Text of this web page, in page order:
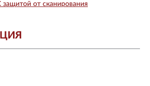
защитой от сканирования